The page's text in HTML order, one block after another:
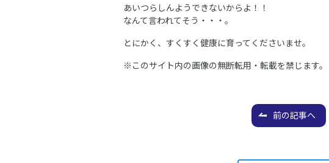
あいつらしんようできないからよ！！
なんて言われてそう・・・。
とにかく、すくすく健康に育ってくださいませ。
※このサイト内の画像の無断転用・転載を禁じます。
前の記事へ